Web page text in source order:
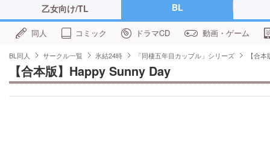
乙女向け/TL BL
同人 コミック ドラマCD 動画・ゲーム
BL同人 サークル一覧 氷結24時 「同棲五年目カップル」シリーズ 【合
【合本版】Happy Sunny Day